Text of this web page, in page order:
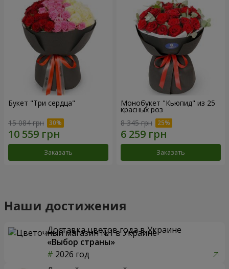
Букет "Три сердца"
15 084 грн
Заказать
Монобукет "Кьюпид" из 25
красных роз
8 345 грн
Заказать
Наши достижения
Доставка цветов года в Украине
«Выбор страны»
2026 год